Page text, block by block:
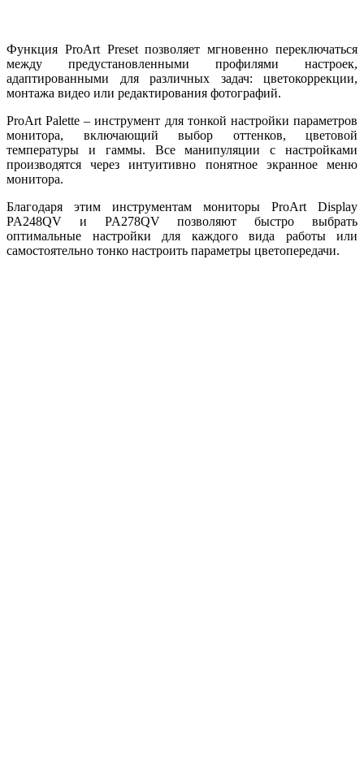
Функция ProArt Preset позволяет мгновенно переключаться
между предустановленными профилями настроек,
адаптированными для различных задач: цветокоррекции,
монтажа видео или редактирования фотографий.
ProArt Palette – инструмент для тонкой настройки параметров
монитора, включающий выбор оттенков, цветовой
температуры и гаммы. Все манипуляции с настройками
производятся через интуитивно понятное экранное меню
монитора.
Благодаря этим инструментам мониторы ProArt Display
PA248QV и PA278QV позволяют быстро выбрать
оптимальные настройки для каждого вида работы или
самостоятельно тонко настроить параметры цветопередачи.